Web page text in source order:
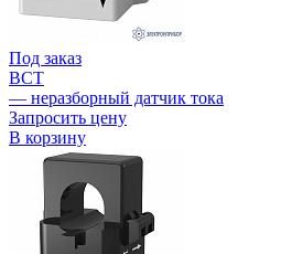
Под заказ
BCT
— неразборный датчик тока
Запросить цену
В корзину